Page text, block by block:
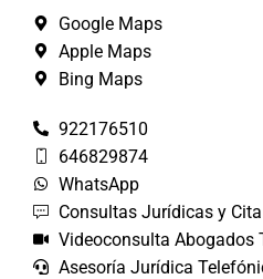
Google Maps
Apple Maps
Bing Maps
922176510
646829874
WhatsApp
Consultas Jurídicas y
Videoconsulta Abogados
Asesoría Jurídica